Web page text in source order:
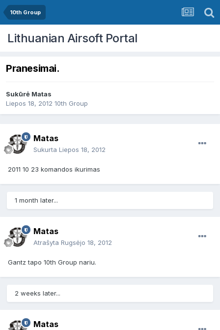
10th Group
Lithuanian Airsoft Portal
Pranesimai.
Sukūrė Matas
Liepos 18, 2012 10th Group
Matas
Sukurta Liepos 18, 2012
2011 10 23 komandos ikurimas
1 month later...
Matas
Atrašyta Rugsėjo 18, 2012
Gantz tapo 10th Group nariu.
2 weeks later...
Matas